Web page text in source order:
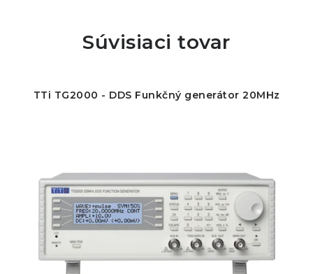
Súvisiaci tovar
TTi TG2000 - DDS Funkčný generátor 20MHz